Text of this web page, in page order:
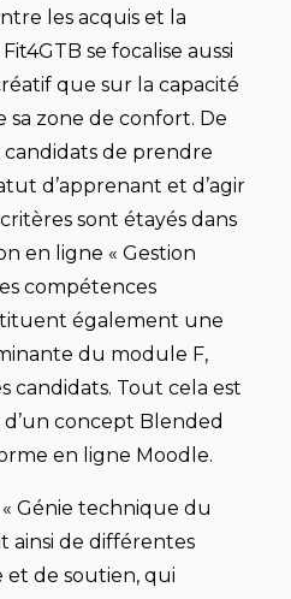
les acquis et la
se focalise aussi
que sur la capacité
sa zone de confort. De
de prendre
d’apprenant et d’agir
sont étayés dans
en ligne « Gestion
compétences
également une
du module F,
candidats. Tout cela est
concept Blended
en ligne Moodle.
Génie technique du
ainsi de différentes
et de soutien, qui